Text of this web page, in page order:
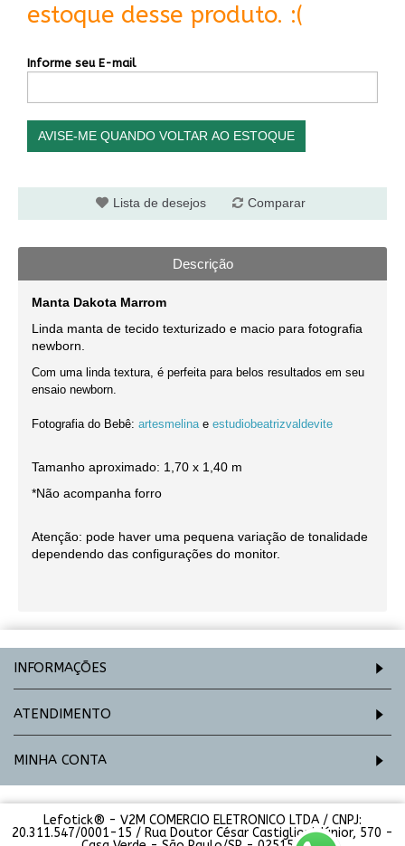
estoque desse produto. :(
Informe seu E-mail
AVISE-ME QUANDO VOLTAR AO ESTOQUE
Lista de desejos Comparar
Descrição
Manta Dakota Marrom
Linda manta de tecido texturizado e macio para fotografia
newborn
Com uma linda textura, é perfeita para belos resultados em seu
ensaio newborn.
Fotografia do Bebê: artesmelinae estudiobeatrizvaldevite
Tamanho aproximado: 1,70 x 1,40 m
*Não acompanha forro
Atenção: pode haver uma pequena variação de tonalidade
dependendo das configurações do monitor.
INFORMAÇÕES
ATENDIMENTO
MINHA CONTA
Lefotick® - V2M COMERCIO ELETRONICO LTDA / CNPJ:
20.311.547/0001-15 / Rua Doutor César Castiglioni Júnior, 570 -